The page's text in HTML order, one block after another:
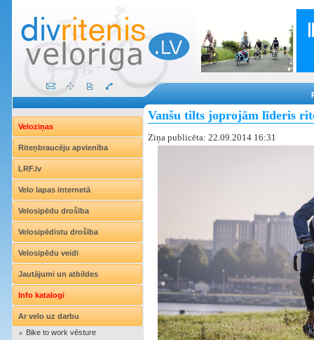
Veloziņas
Riteņbraucēju apvienība
LRF.lv
Velo lapas internetā
Velosipēdu drošība
Velosipēdistu drošība
Velosipēdu veidi
Jautājumi un atbildes
Info katalogi
Ar velo uz darbu
Bike to work vēsture
Vanšu tilts joprojām līderis
Ziņa publicēta: 22.09.2014 16:31